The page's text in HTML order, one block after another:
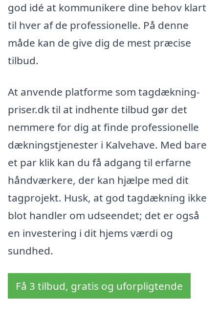
god idé at kommunikere dine behov klart
til hver af de professionelle. På denne
måde kan de give dig de mest præcise
tilbud.
At anvende platforme som tagdækning-
priser.dk til at indhente tilbud gør det
nemmere for dig at finde professionelle
dækningstjenester i Kalvehave. Med bare
et par klik kan du få adgang til erfarne
håndværkere, der kan hjælpe med dit
tagprojekt. Husk, at god tagdækning ikke
blot handler om udseendet; det er også
en investering i dit hjems værdi og
sundhed.
Få 3 tilbud, gratis og uforpligtende